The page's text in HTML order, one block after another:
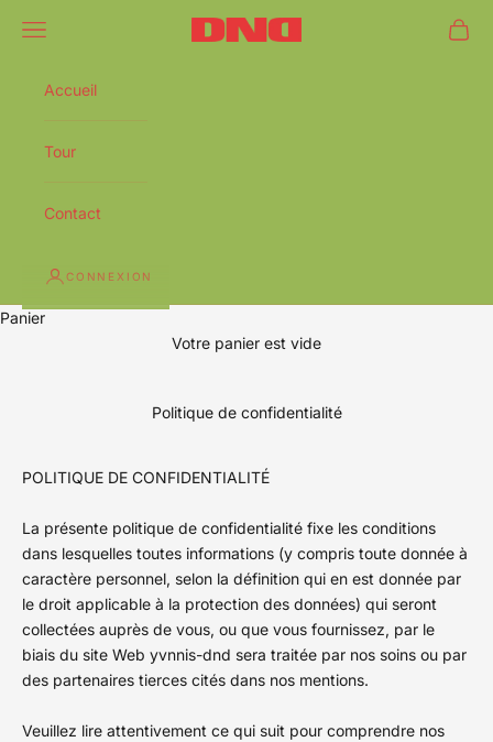
Yvnnis - DND
Ouvrir le menu de navigation
Accueil
Tour
Contact
CONNEXION
Panier
Votre panier est vide
Politique de confidentialité
POLITIQUE DE CONFIDENTIALITÉ
La présente politique de confidentialité fixe les conditions
dans lesquelles toutes informations (y compris toute donnée à
caractère personnel, selon la définition qui en est donnée par
le droit applicable à la protection des données) qui seront
collectées auprès de vous, ou que vous fournissez, par le
biais du site Web yvnnis-dnd sera traitée par nos soins ou par
des partenaires tierces cités dans nos mentions.
Veuillez lire attentivement ce qui suit pour comprendre nos